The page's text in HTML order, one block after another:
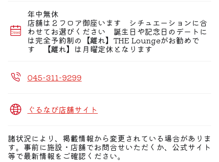
年中無休
店舗は２フロア御座います シチュエーションに合
わせてお選びください 誕生日や記念日のデートに
は完全予約制の【離れ】THE Loungeがお勧めで
す 【離れ】は月曜定休となります
045-311-9299
ぐるなび店舗サイト
諸状況により、掲載情報から変更されている場合がありま
す。事前に施設・店舗でお問合せいただくか、公式サイト
等で最新情報をご確認ください。